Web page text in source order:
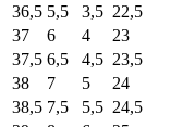
36,5 5,5 3,5 22,5
37
6 4
23
37,5 6,5 4,5 23,5
38
7 5
24
38,5 7,5 5,5 24,5